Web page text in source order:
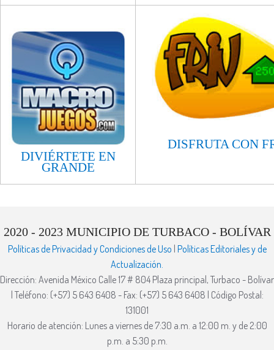
DIVIÉRTETE EN
GRANDE​
DISFRUTA CON
2020 - 2023 MUNICIPIO DE TURBACO - BOLÍVAR
Políticas de Privacidad y Condiciones de Uso Políticas Editoriales y de
Actualización.
Dirección: Avenida México Calle 17 # 804 Plaza principal, Turbaco - Bolívar
| Teléfono: (+57) 5 643 6408 - Fax: (+57) 5 643 6408 | Código Postal:
131001
Horario de atención: Lunes a viernes de 7:30 a.m. a 12:00 m. y de 2:00
p.m. a 5:30 p.m.